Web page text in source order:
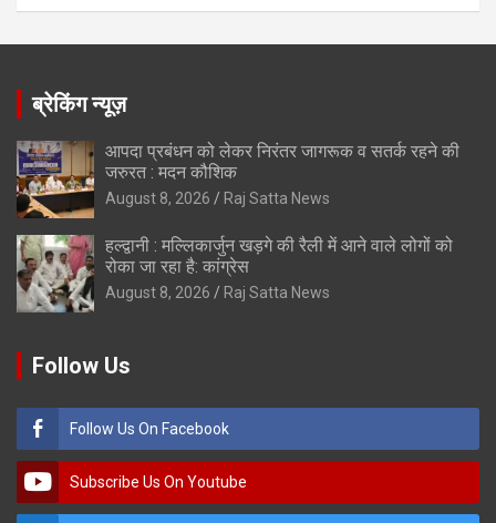
ब्रेकिंग न्यूज़
आपदा प्रबंधन को लेकर निरंतर जागरूक व सतर्क रहने की
जरुरत : मदन कौशिक
August 8, 2026 Raj Satta News
हल्द्वानी : मल्लिकार्जुन खड़गे की रैली में आने वाले लोगों को
रोका जा रहा है: कांग्रेस
August 8, 2026 Raj Satta News
Follow Us
Follow Us On Facebook
Subscribe Us On Youtube